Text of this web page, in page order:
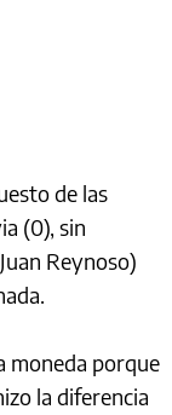
de las
(0), sin
Reynoso)
moneda porque
la diferencia